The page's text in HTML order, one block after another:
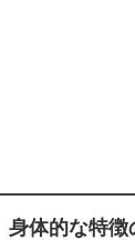
身体的な特徴